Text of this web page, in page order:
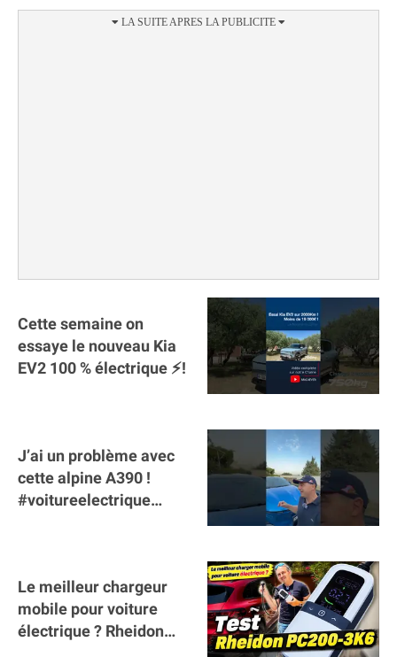
#batterie @gosunology
Cette semaine on
essaye le nouveau Kia
EV2 100 % électrique ⚡️!
J’ai un problème avec
cette alpine A390 !
#voitureelectrique
Le meilleur chargeur
mobile pour voiture
électrique ? Rheidon